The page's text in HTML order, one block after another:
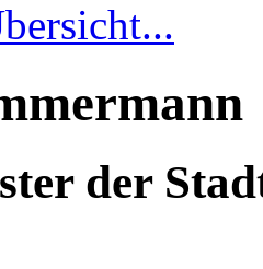
der